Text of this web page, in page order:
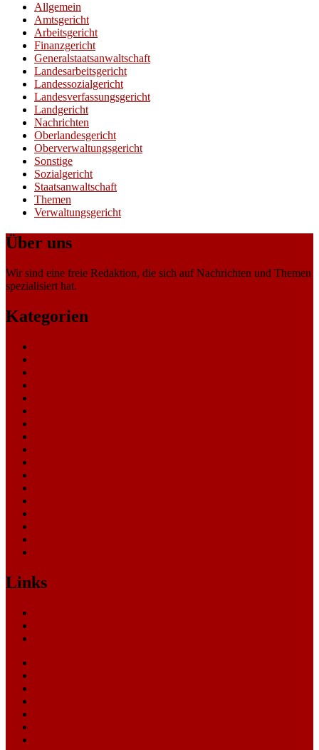
Allgemein
Amtsgericht
Arbeitsgericht
Finanzgericht
Generalstaatsanwaltschaft
Landesarbeitsgericht
Landessozialgericht
Landesverfassungsgericht
Landgericht
Nachrichten
Oberlandesgericht
Oberverwaltungsgericht
Sonstige
Sozialgericht
Staatsanwaltschaft
Themen
Verwaltungsgericht
Über uns
Wir sind eine freie Redaktion, die sich auf Nachrichten und Themen
spezialisiert hat.
Kategorien
Links